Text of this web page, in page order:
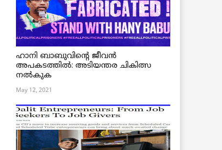
ഹാനി ബാബുവിന്റെ ജീവൻ
അപകടത്തിൽ: അടിയന്തര ചികിത്സ
നൽകുക
May 12, 2021